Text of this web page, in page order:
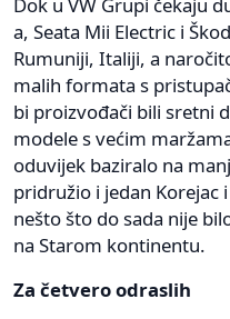
a, Seata Mii Electric i
Rumuniji, Italiji, a
malih formata s
bi proizvođači bili sretni
modele s većim
oduvijek baziralo na
pridružio i jedan Korejac
nešto što do sada nije
na Starom kontinentu.
Za četvero odraslih